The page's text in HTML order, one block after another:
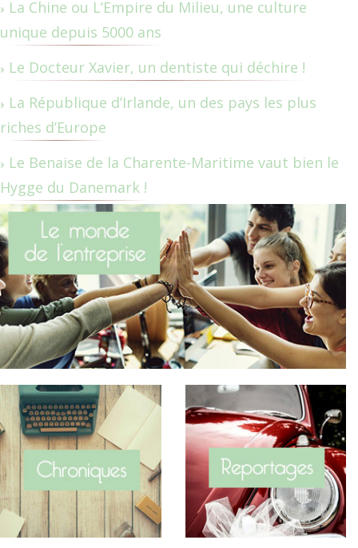
La Chine ou L’Empire du Milieu, une culture
unique depuis 5000 ans
Le Docteur Xavier, un dentiste qui déchire !
La République d’Irlande, un des pays les plus
riches d’Europe
Le Benaise de la Charente-Maritime vaut bien le
Hygge du Danemark !